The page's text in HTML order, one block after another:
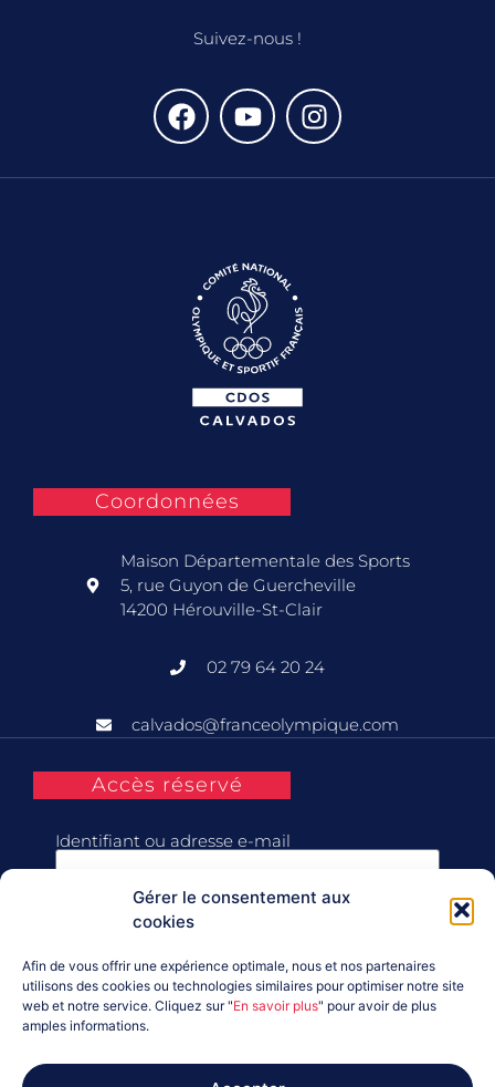
Gérer le consentement aux
cookies
Afin de vous offrir une expérience optimale, nous et nos partenaires
utilisons des cookies ou technologies similaires pour optimiser notre site
web et notre service. Cliquez sur "En savoir plus" pour avoir de plus
amples informations.
Suivez-nous !
Coordonnées
Maison Départementale des Sports
5, rue Guyon de Guercheville
14200 Hérouville-St-Clair
02 79 64 20 24
calvados@franceolympique.com
Accès réservé
Identifiant ou adresse e-mail
Mot de passe
Se souvenir de moi
Connexion